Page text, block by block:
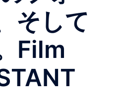
そして
Film